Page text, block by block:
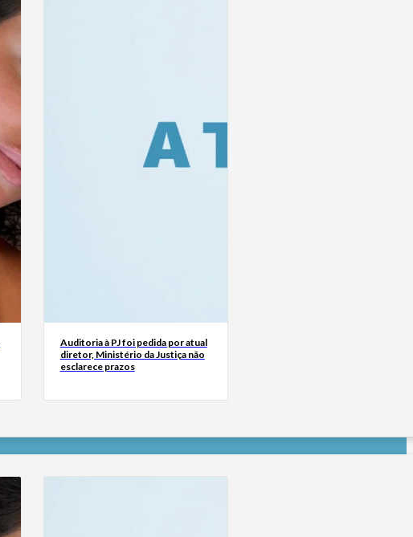
Auditoria à PJ foi pedida por atual
diretor, Ministério da Justiça não
esclarece prazos